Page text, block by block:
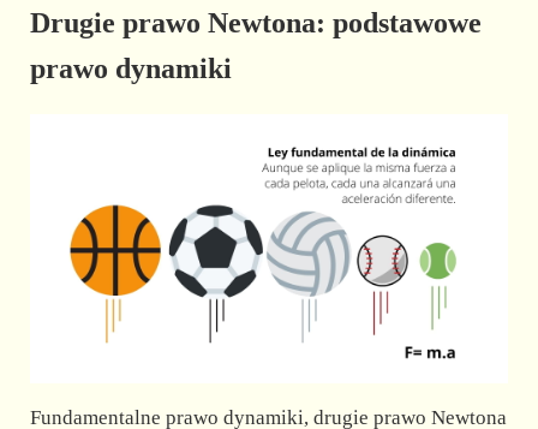
Drugie prawo Newtona: podstawowe
prawo dynamiki
Fundamentalne prawo dynamiki, drugie prawo Newtona